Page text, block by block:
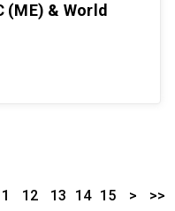
(ME) & World
12 13 14 15 > >>